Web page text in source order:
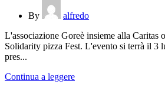
By
alfredo
L'associazione Goreè insieme alla Caritas
Solidarity pizza Fest. L'evento si terrà il 3
pres...
Continua a leggere